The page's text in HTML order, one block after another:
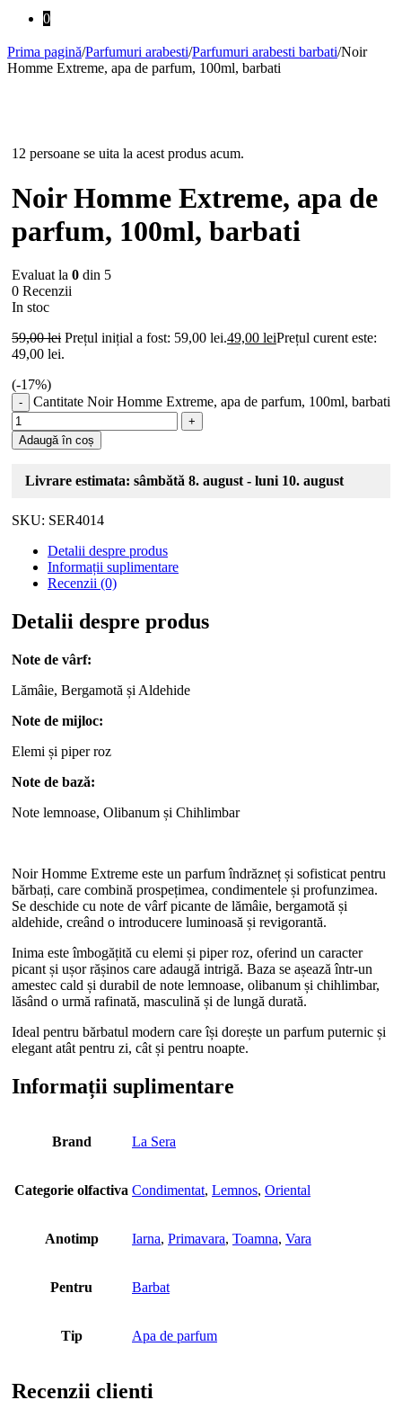
0
Prima pagină/Parfumuri arabesti/Parfumuri arabesti barbati/Noir
Homme Extreme, apa de parfum, 100ml, barbati
12 persoane se uita la acest produs acum.
Noir Homme Extreme, apa de
parfum, 100ml, barbati
Evaluat la 0 din 5
0 Recenzii
In stoc
59,00lei Prețul inițial a fost: 59,00 lei.49,00 leiPrețul curent este:
49,00 lei.
(-17%)
Cantitate Noir Homme Extreme, apa de parfum, 100ml, barbati
Adaugă în coș
Livrare estimata: sâmbătă 8. august - luni 10. august
SKU: SER4014
Detalii despre produs
Informații suplimentare
Recenzii (0)
Detalii despre produs
Note de vârf:
Lămâie, Bergamotă și Aldehide
Note de mijloc:
Elemi și piper roz
Note de bază:
Note lemnoase, Olibanum și Chihlimbar
Noir Homme Extreme este un parfum îndrăzneț și sofisticat pentru
bărbați, care combină prospețimea, condimentele și profunzimea.
Se deschide cu note de vârf picante de lămâie, bergamotă și
aldehide, creând o introducere luminoasă și revigorantă.
Inima este îmbogățită cu elemi și piper roz, oferind un caracter
picant și ușor rășinos care adaugă intrigă. Baza se așează într-un
amestec cald și durabil de note lemnoase, olibanum și chihlimbar,
lăsând o urmă rafinată, masculină și de lungă durată.
Ideal pentru bărbatul modern care își dorește un parfum puternic și
elegant atât pentru zi, cât și pentru noapte.
Informații suplimentare
Brand La Sera
Categorie olfactiva Condimentat, Lemnos, Oriental
Anotimp Iarna, Primavara, Toamna, Vara
Pentru Barbat
Tip Apa de parfum
Recenzii clienti